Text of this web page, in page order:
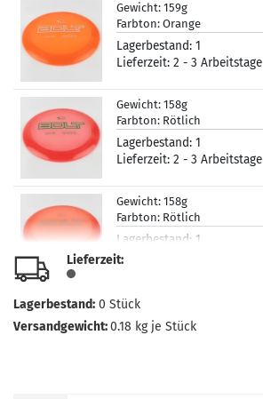
Gewicht: 159g
Farbton: Orange
Lagerbestand: 1
Lieferzeit: 2 - 3 Arbeitstage
Gewicht: 158g
Farbton: Rötlich
Lagerbestand: 1
Lieferzeit: 2 - 3 Arbeitstage
Gewicht: 158g
Farbton: Rötlich
Lagerbestand: 1
Lieferzeit:
Gewicht:
Lagerbestand:
Lieferzeit:
Lagerbestand: 0 Stück
Versandgewicht:0.18 kg je Stück